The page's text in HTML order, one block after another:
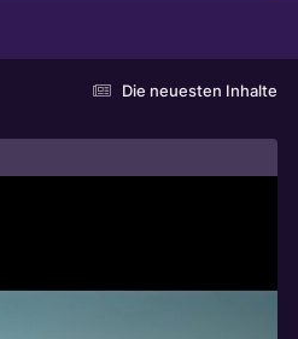
Die neuesten Inhalte